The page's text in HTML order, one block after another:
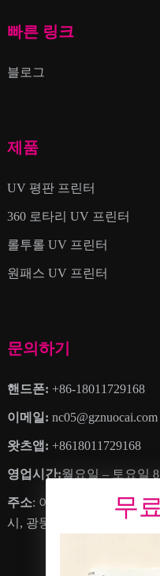
빠른 링크
블로그
제품
UV 평판 프린터
360 로타리 UV 프린터
롤투롤 UV 프린터
원패스 UV 프린터
문의하기
핸드폰: +86-18011729168
이메일: nc05@gznuocai.com
왓츠앱: +8618011729168
영업시간:월요일 – 토요일
주소: 아니요. 28, 하오강 애
시, 광둥성